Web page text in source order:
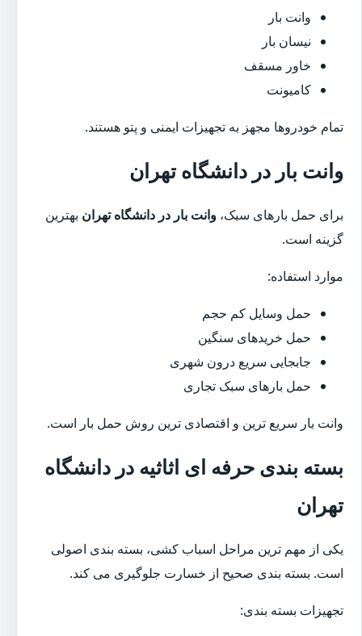
وانت بار
نیسان بار
خاور مسقف
کامیونت
تمام خودروها مجهز به تجهیزات ایمنی و پتو هستند.
وانت بار در دانشگاه تهران
برای حمل بارهای سبک، وانت بار در دانشگاه تهران بهترین
گزینه است.
موارد استفاده:
حمل وسایل کم حجم
حمل خریدهای سنگین
جابجایی سریع درون شهری
حمل بارهای سبک تجاری
وانت بار سریع ترین و اقتصادی ترین روش حمل بار است.
بسته بندی حرفه ای اثاثیه در دانشگاه
تهران
یکی از مهم ترین مراحل اسباب کشی، بسته بندی اصولی
است. بسته بندی صحیح از خسارت جلوگیری می کند.
تجهیزات بسته بندی: